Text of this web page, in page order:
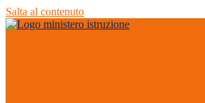
Salta al contenuto